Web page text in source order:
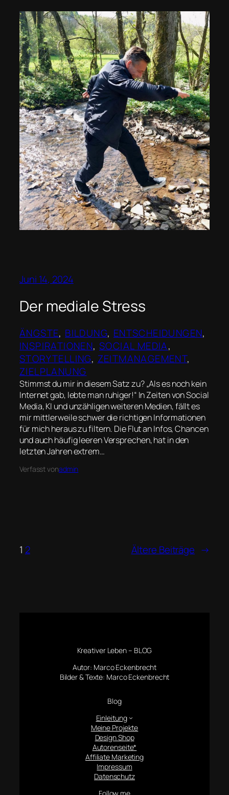
Juni 14, 2024
Der mediale Stress
ÄNGSTE, BILDUNG, ENTSCHEIDUNGEN
INSPIRATIONEN, SOCIAL MEDIA
STORYTELLING, ZEITMANAGEMENT
ZIELPLANUNG
Stimmst du mir in diesem Satz zu? „Als es noch kein
Internet gab, lebte man ruhiger!“ In Zeiten von Social
Media, KI und unzähligen weiteren Medien, fällt es
mir mittlerweile schwer die richtigen Informationen
für mich heraus zu filtern. Die Flut an Infos, Chancen
und auch häufig leeren Versprechen, hat in den
letzten Jahren extrem…
Verfasst vonadmin
1 2 Ältere Beiträge →
Kreativer Leben – BLOG
Autor: Marco Eckenbrecht
Bilder & Texte: Marco Eckenbrecht
Blog
Einleitung
Meine Projekte
Design Shop
Autorenseite*
Affiliate Marketing
Impressum
Datenschutz
Follow me